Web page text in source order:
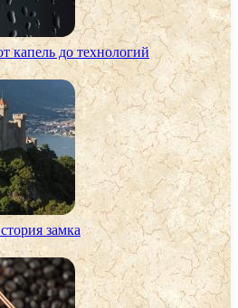
капель до технологий
замка